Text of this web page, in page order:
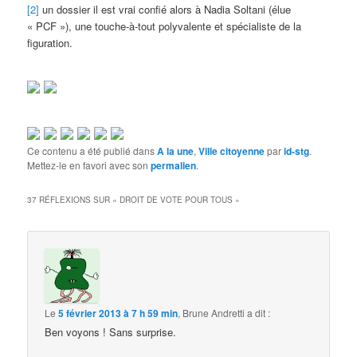
[2] un dossier il est vrai confié alors à Nadia Soltani (élue
« PCF »), une touche-à-tout polyvalente et spécialiste de la
figuration.
Ce contenu a été publié dansA la une,Ville citoyenneparid-stg.
Mettez-le en favori avec sonpermalien.
37 RÉFLEXIONS SUR « DROIT DE VOTE POUR TOUS »
Le5 février 2013 à 7 h 59 min, Brune Andretti a dit :
Ben voyons ! Sans surprise.